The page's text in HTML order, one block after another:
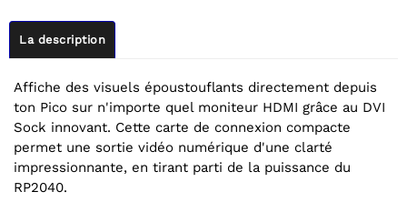
La description
Affiche des visuels époustouflants directement depuis
ton Pico sur n'importe quel moniteur HDMI grâce au DVI
Sock innovant. Cette carte de connexion compacte
permet une sortie vidéo numérique d'une clarté
impressionnante, en tirant parti de la puissance du
RP2040.